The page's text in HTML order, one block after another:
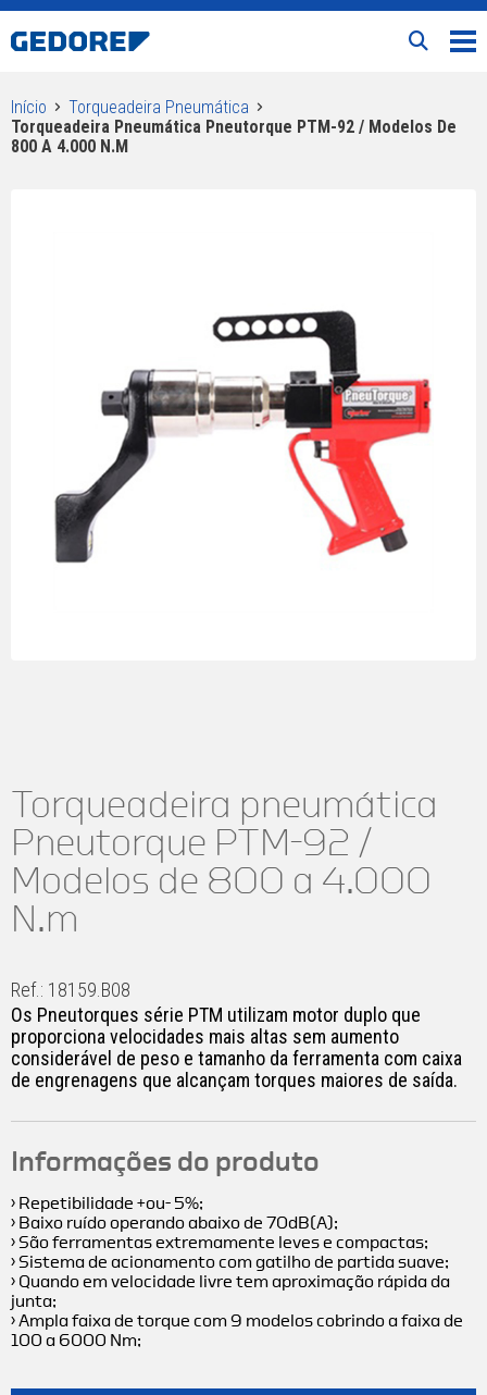
Início
Torqueadeira Pneumática
Torqueadeira Pneumática Pneutorque PTM-92 / Modelos De
800 A 4.000 N.m
Torqueadeira pneumática
Pneutorque PTM-92 /
Modelos de 800 a 4.000
N.m
Ref.: 18159.B08
Os Pneutorques série PTM utilizam motor duplo que
proporciona velocidades mais altas sem aumento
considerável de peso e tamanho da ferramenta com caixa
de engrenagens que alcançam torques maiores de saída.
Informações do produto
› Repetibilidade +ou- 5%;
› Baixo ruído operando abaixo de 70dB(A);
› São ferramentas extremamente leves e compactas;
› Sistema de acionamento com gatilho de partida suave;
› Quando em velocidade livre tem aproximação rápida da
junta;
› Ampla faixa de torque com 9 modelos cobrindo a faixa de
100 a 6000 Nm;